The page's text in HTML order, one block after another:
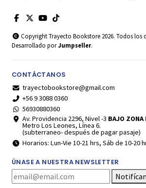
Copyright Trayecto Bookstore 2026. Todos los
Desarrollado porJumpseller.
CONTÁCTANOS
trayectobookstore@gmail.com
+56 9 3088 0360
56930880360
Av. Providencia 2296, Nivel -3 BAJO ZONA
Metro Los Leones, Línea 6.
(subterraneo- después de pagar pasaje)
Horarios: Lun-Vie 10-21 hrs, Sáb de 10-20
ÚNASE A NUESTRA NEWSLETTER